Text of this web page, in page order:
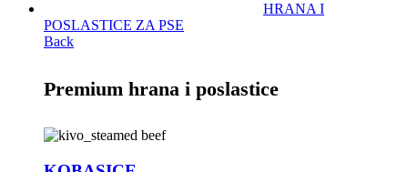
HRANA I
POSLASTICE ZA PSE
Back
Premium hrana i poslastice